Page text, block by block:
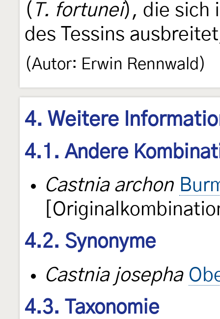
( T. fortunei), die sich
des Tessins
(Autor: Erwin Rennwald)
4. Weitere
4.1. Andere
Castnia archon
4.2. Synonyme
Castnia josepha
4.3. Taxonomie